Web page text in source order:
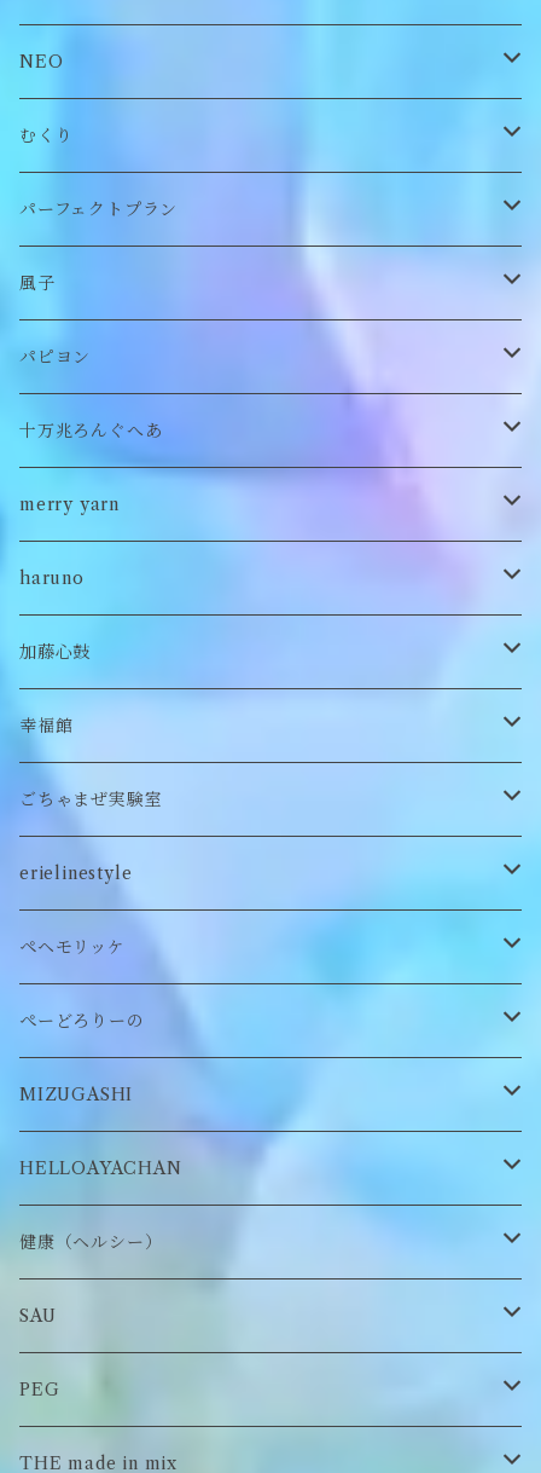
付け襟
帽子
スヌード
チョーカー/ネックレス
バッグ
バブーシュカ
ポンチョ
トップス
アウター
付け襟
bag/巾着
パンツ
ヘアアクセサリー
雑貨
キッズ
NEO
財布
ポーチ
bag/巾着
ピアス/イヤリング
イヤカフ
チョーカー
ヘアバレッタ
付け襟
カードケース
むくり
リング
ピアス/イヤリング
ブローチ
刺繍キャップ
ロンT
Tシャツ
キーホルダー
ぬいぐるみ
クッション
パーフェクトプラン
ワンピース
トップス
アウター
パンツ
スカート
シューズ/サンダル
セットアップ
風子
ぬいぐるみ
刺繍ポーチ
ブローチ
パピヨン
ぬいぐるみ
ぬいぐるみブローチ
ぬいぐるみリング
ぬいぐるみ鏡
ぬいぐるみキーホルダー
ぬいぐるみマフラー
ステッカー
ぬいぐるみヘアピン
缶バッヂ
ロンT
ステッカー・シール
チャーム
Tシャツ
イヤーマフラー
十万兆ろんぐへあ
ブローチ
マフラー
merry yarn
帽子
haruno
ヘアゴム
靴下
キーホルダー
加藤心鼓
ロンT
幸福館
トレーナー
ロンT
CAP
other
Tシャツ
ごちゃまぜ実験室
バッグ
アクセサリー
雑貨
erielinestyle
ピアス/イヤリング
ネックレス
マスクチェーン
ペヘモリッケ
帽子
キーホルダー
ブローチ
ぺーどろりーの
靴下
スタイ
MIZUGASHI
帽子
アクセサリー
HELLOAYACHAN
ピアス/イヤリング
健康（ヘルシー）
ロンT
スウェット/パーカー
Tシャツ
SAU
ロンT
スウェット/パーカー
PEG
キーチャーム
THE made in mix